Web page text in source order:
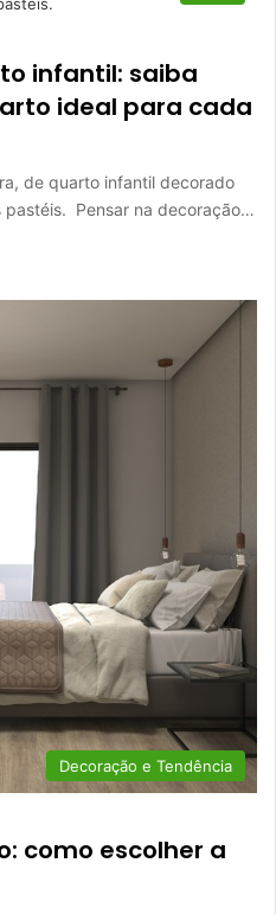
infantil: saiba
ideal para cada
de quarto infantil decorado
pastéis. Pensar na decoração…
Decoração e Tendência
como escolher a